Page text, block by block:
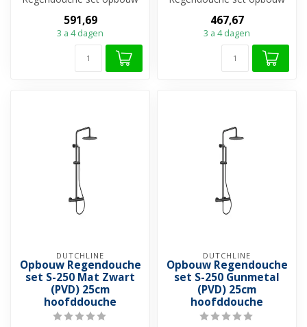
➤ Hoogte verstelba...
591,69
3 a 4 dagen
➤ Hoogte verstelba...
467,67
3 a 4 dagen
DUTCHLINE
Opbouw Regendouche
set S-250 Mat Zwart
(PVD) 25cm
hoofddouche
DUTCHLINE
Opbouw Regendouche
set S-250 Gunmetal
(PVD) 25cm
hoofddouche